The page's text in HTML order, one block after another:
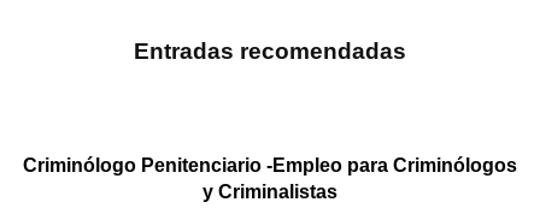
Entradas recomendadas
Criminólogo Penitenciario -Empleo para Criminólogos
y Criminalistas